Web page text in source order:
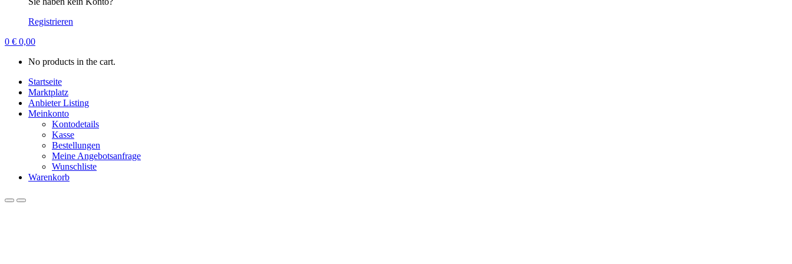
Registrieren
0 € 0,00
No products in the cart.
Startseite
Marktplatz
Anbieter Listing
Meinkonto
Kontodetails
Kasse
Bestellungen
Meine Angebotsanfrage
Wunschliste
Warenkorb